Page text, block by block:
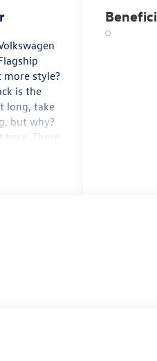
more style?
is the
long, take
but why?
There